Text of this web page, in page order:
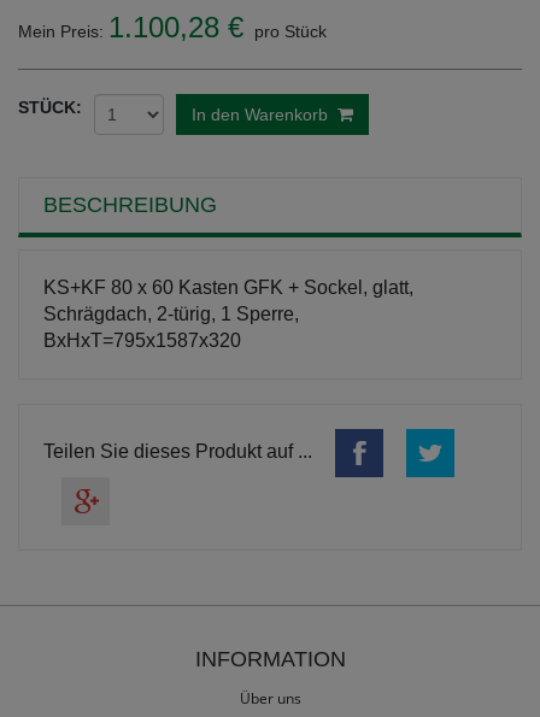
Mein Preis: 1.100,28 € pro Stück
STÜCK: In den Warenkorb
BESCHREIBUNG
KS+KF 80 x 60 Kasten GFK + Sockel, glatt,
Schrägdach, 2-türig, 1 Sperre,
BxHxT=795x1587x320
Teilen Sie dieses Produkt auf ...
INFORMATION
Über uns